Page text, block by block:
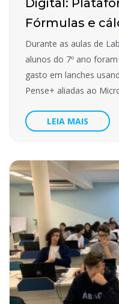
Digital:
Fórmulas e
Durante as aulas de
alunos do 7º ano
gasto em lanches
Pense+ aliadas ao
LEIA MAIS